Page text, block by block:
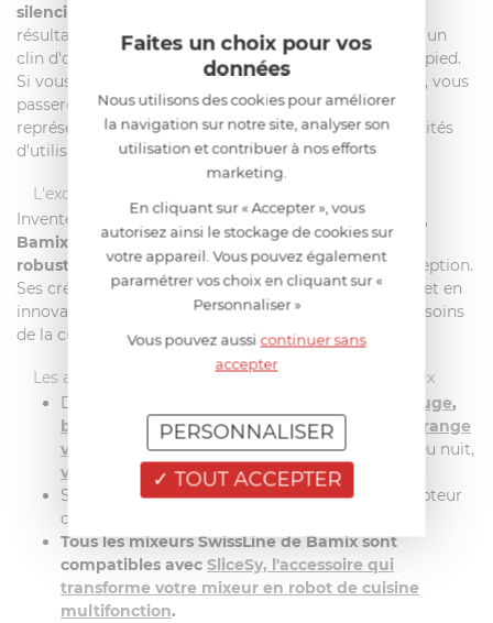
silencieux
résultat toujours parfait. Il s’entretient et se range en un
clin d'oeil avec son cordon spirale et son support sur pied.
Si vous connaissiez déjà lesbatteurs mixeurs Bamix , vous
passerez à la vitesse supérieure avec ce modèle qui
représente la quintessence de la marque. Vos possibilités
d'utilisation seront décuplées.
L'excellence suisse dans votre cuisine
Inventeur du concept demixeur plongeantdès 1954,
Bamix of Switzerlandincarne plus que jamaisla
robustesse et la qualitéà travers des produits d'exception.
Ses créations ont traversé les époques en s'adaptant et en
innovant en permanence pour répondre à tous les besoins
de la cuisine d'aujourd'hui.
Les atouts du mixeur plongeant SwissLine de Bamix
Disponible en 4 coloris :
rouge,
bleu lagon
crème,jaune ,menthe
orange
vif
turquoise,blanc intégral,rose poudré
, bleu nuit,
vert anis
Silencieux et sécurisé : double isolation, interrupteur
de sécurité
Tous les mixeurs SwissLine de Bamix sont
compatibles avec SliceSy, l'accessoire qui
transforme votre mixeur en robot de cuisine
multifonction.
Faites un choix pour vos
données
Nous utilisons des cookies pour améliorer
la navigation sur notre site, analyser son
utilisation et contribuer à nos efforts
marketing.
En cliquant sur « Accepter », vous
autorisez ainsi le stockage de cookies sur
votre appareil. Vous pouvez également
paramétrer vos choix en cliquant sur «
Personnaliser »
Vous pouvez aussicontinuer sans
accepter
TOUT ACCEPTER
PERSONNALISER